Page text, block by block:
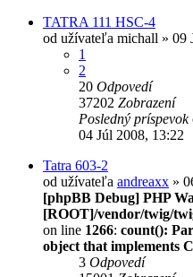
TATRA 111 HSC-4
od užívateľa michall » 09
1
2
20 Odpovedí
37202 Zobrazení
Posledný príspevok
04 Júl 2008, 13:22
Tatra 603-2
od užívateľa andreaxx »
[phpBB Debug] PHP
[ROOT]/vendor/twig/
on line 1266: count():
object that implements
3 Odpovedí